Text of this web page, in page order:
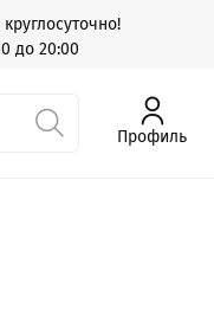
до 20:00
Профиль